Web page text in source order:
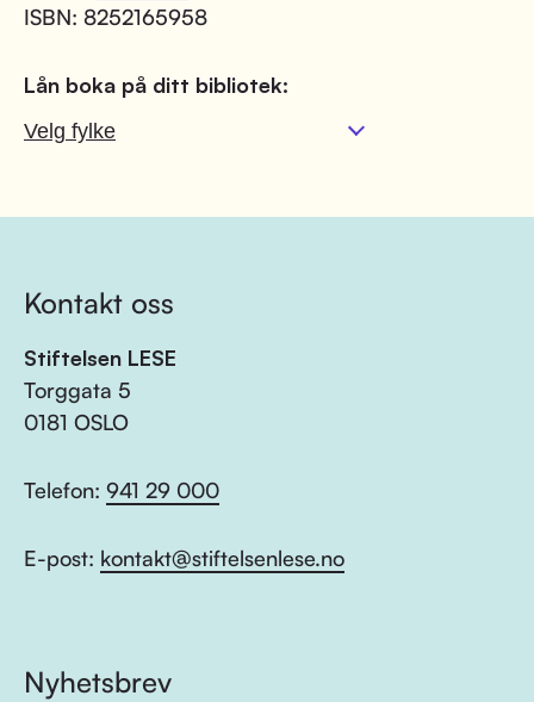
ISBN: 8252165958
Lån boka på ditt bibliotek:
Kontakt oss
Stiftelsen LESE
Torggata 5
0181 OSLO
Telefon: 941 29 000
E-post: kontakt@stiftelsenlese.no
Nyhetsbrev